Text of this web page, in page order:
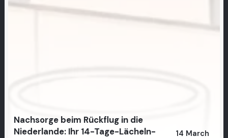
Nachsorge beim Rückflug in die
Niederlande: Ihr 14-Tage-Lächeln-
14 March